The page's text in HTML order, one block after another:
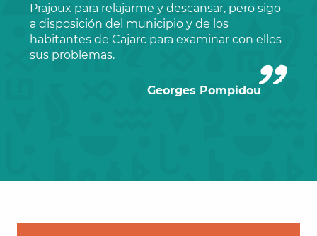
Prajoux para relajarme y descansar, pero sigo
a disposición del municipio y de los
habitantes de Cajarc para examinar con ellos
sus problemas.
Georges Pompidou